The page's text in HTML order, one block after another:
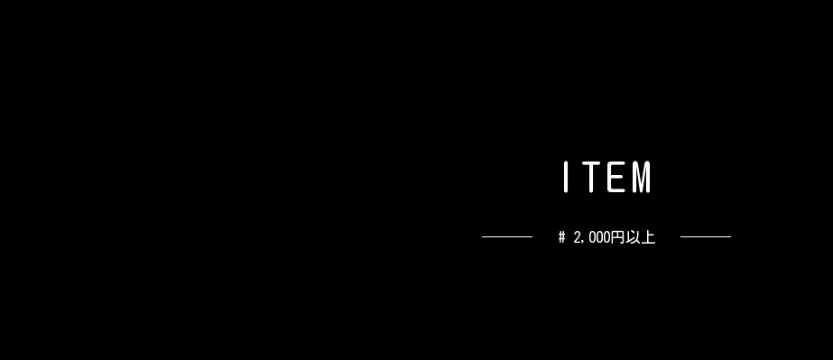
TE M
# 2,000円以上